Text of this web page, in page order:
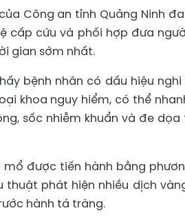
Công an tỉnh Quảng Ninh
cấp cứu và phối hợp đưa
gian sớm nhất.
bệnh nhân có dấu hiệu
khoa nguy hiểm, có thể
sốc nhiễm khuẩn và đe
mổ được tiến hành bằng
phát hiện nhiều dịch
hành tá tràng.